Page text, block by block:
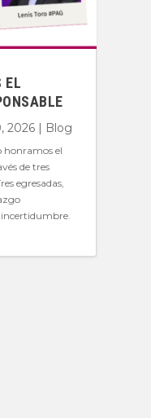
EL
2026| Blog
honramos el
de tres
egresadas,